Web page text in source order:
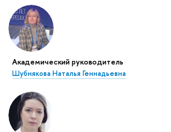
Академический руководитель
Шубнякова Наталья Геннадьевна